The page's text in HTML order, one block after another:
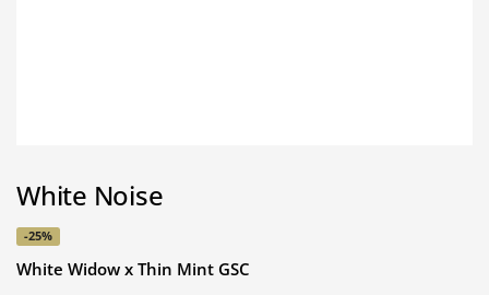
White Noise
-25%
White Widow x Thin Mint GSC